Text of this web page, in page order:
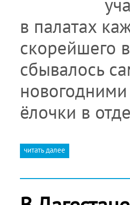
в палатах
скорейшего
сбывалось
ёлочки в
читать далее